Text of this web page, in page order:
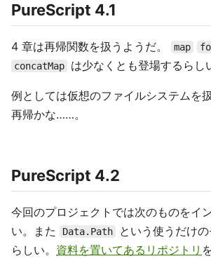
PureScript 4.1
4 章は再帰関数を扱うようだ。 map
concatMap
は少なくとも登場するらし
例としては仮想のファイルシステムを
再帰かな……。
PureScript 4.2
今回のプロジェクトでは次のものをイ
い。また
Data.Path
という使うだけ
らしい。 資料を置いてあるリポジトリ